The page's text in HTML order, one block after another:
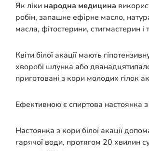
Як ліки народна медицина
робін, запашне ефірне масло,
масла, фітостерини, стигмастерин і
Квіти білої акації мають
хворобі шлунка або
приготовані з кори молодих гілок
Ефективною є спиртова настоянка з
Настоянка з кори білої акації
гарячої води, протягом 20 хвилин